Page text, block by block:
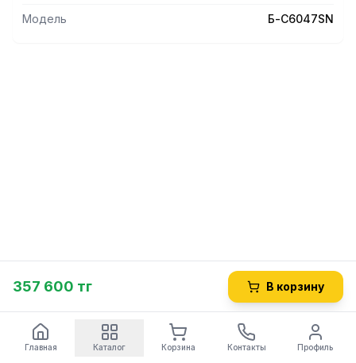
Модель Б-C6047SN
357 600 тг В корзину
Главная Каталог Корзина Контакты Профиль